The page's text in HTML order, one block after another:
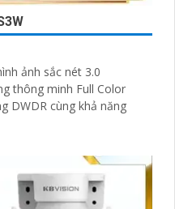
ảnh sắc nét 3.0
thông minh Full Color
DWDR cùng khả năng